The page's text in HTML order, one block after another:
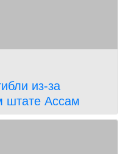
из-за
штате Ассам